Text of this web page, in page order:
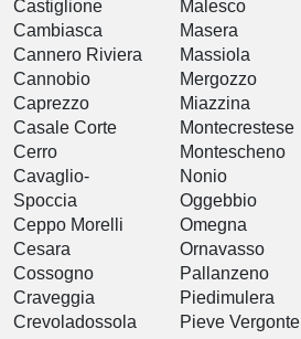
Castiglione
Cambiasca
Cannero Riviera
Cannobio
Caprezzo
Casale Corte
Cerro
Cavaglio-
Spoccia
Ceppo Morelli
Cesara
Cossogno
Craveggia
Crevoladossola
Malesco
Masera
Massiola
Mergozzo
Miazzina
Montecrestese
Montescheno
Nonio
Oggebbio
Omegna
Ornavasso
Pallanzeno
Piedimulera
Pieve Vergonte